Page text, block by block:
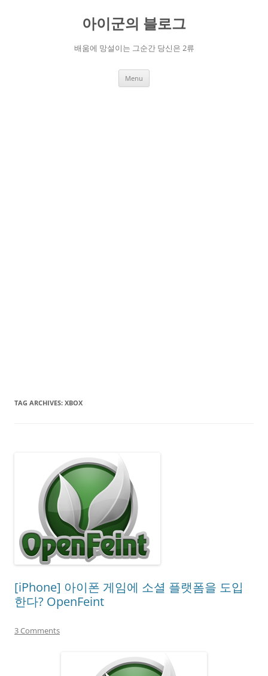
아이군의 블로그
배움에 망설이는 그순간 당신은 2류
Menu
TAG ARCHIVES: XBOX
[iPhone] 아이폰 게임에 소셜 플랫폼을 도입
한다? OpenFeint
3 Comments